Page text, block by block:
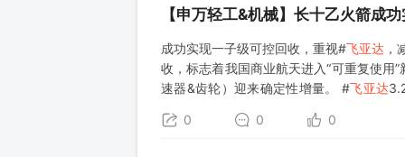
【申万轻工&机械】长十乙火箭成
成功实现一子级可控回收，重视#飞亚达 ，
收，标志着我国商业航天进入“可重复使用
速器&齿轮）迎来确定性增量。 #飞亚达
0 0 0